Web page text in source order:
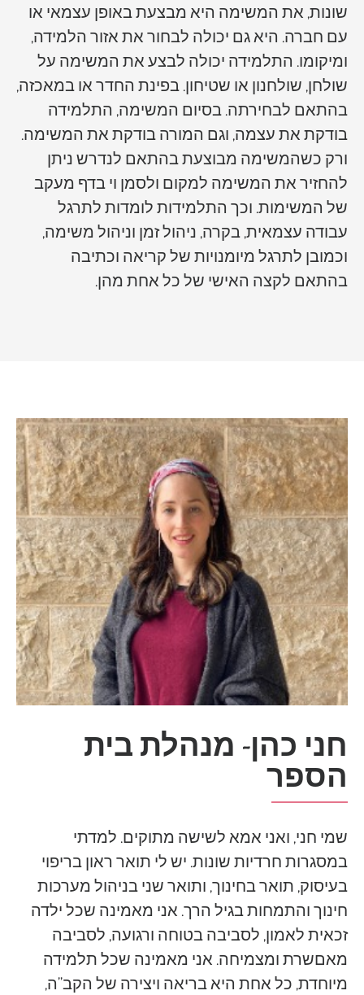
שונות, את המשימה היא מבצעת באופן עצמאי או
עם חברה. היא גם יכולה לבחור את אזור הלמידה,
ומיקומו. התלמידה יכולה לבצע את המשימה על
שולחן, שולחנון או שטיחון. בפינת החדר או במאכזה,
בהתאם לבחירתה. בסיום המשימה, התלמידה
בודקת את עצמה, וגם המורה בודקת את המשימה.
ורק כשהמשימה מבוצעת בהתאם לנדרש ניתן
להחזיר את המשימה למקום ולסמן וי בדף מעקב
של המשימות. וכך התלמידות לומדות לתרגל
עבודה עצמאית, בקרה, ניהול זמן וניהול משימה,
וכמובן לתרגל מיומנויות של קריאה וכתיבה
בהתאם לקצה האישי של כל אחת מהן.
חני כהן- מנהלת בית
הספר
שמי חני, ואני אמא לשישה מתוקים. למדתי
במסגרות חרדיות שונות. יש לי תואר ראון בריפוי
בעיסוק, תואר בחינוך, ותואר שני בניהול מערכות
חינוך והתמחות בגיל הרך. אני מאמינה שכל ילדה
זכאית לאמון, לסביבה בטוחה ורגועה, לסביבה
מאםשרת ומצמיחה. אני מאמינה שכל תלמידה
מיוחדת, כל אחת היא בריאה ויצירה של הקב”ה,